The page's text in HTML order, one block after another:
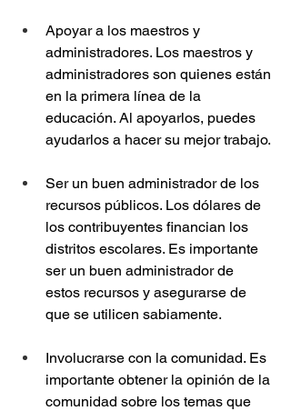
Apoyar a los maestros y
administradores. Los maestros y
administradores son quienes están
en la primera línea de la
educación. Al apoyarlos, puedes
ayudarlos a hacer su mejor trabajo.
Ser un buen administrador de los
recursos públicos. Los dólares de
los contribuyentes financian los
distritos escolares. Es importante
ser un buen administrador de
estos recursos y asegurarse de
que se utilicen sabiamente.
Involucrarse con la comunidad. Es
importante obtener la opinión de la
comunidad sobre los temas que